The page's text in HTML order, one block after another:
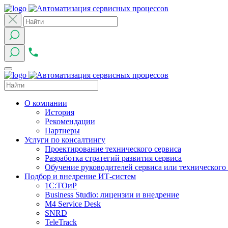
О компании
История
Рекомендации
Партнеры
Услуги по консалтингу
Проектирование технического сервиса
Разработка стратегий развития сервиса
Обучение руководителей сервиса или технического
Подбор и внедрение ИТ-систем
1C:ТОиР
Business Studio: лицензии и внедрение
M4 Service Desk
SNRD
TeleTrack